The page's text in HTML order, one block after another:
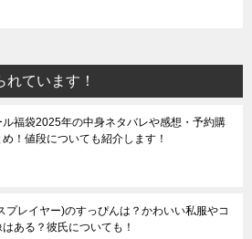
ています！
ル福袋2025年の中身ネタバレや感想・予約購
め！値段についても紹介します！
プレイヤー)のすっぴんは？かわいい私服やコ
ある？彼氏についても！